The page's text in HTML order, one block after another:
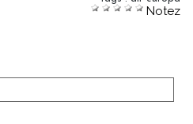
Notez